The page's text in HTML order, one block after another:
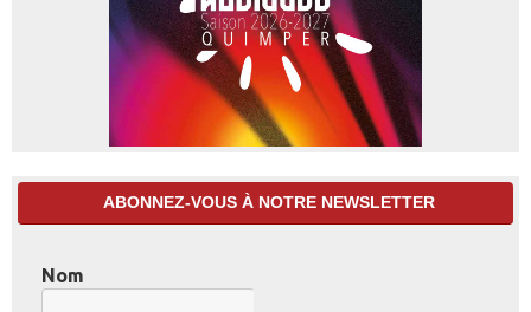
ABONNEZ-VOUS À NOTRE NEWSLETTER
Nom